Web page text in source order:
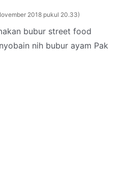
2018 pukul 20.33
bubur street food
nih bubur ayam Pak